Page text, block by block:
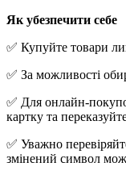
Як убезпечити себе
✅ Купуйте товари
✅ За можливості
✅ Для онлайн-
картку та
✅ Уважно
змінений символ